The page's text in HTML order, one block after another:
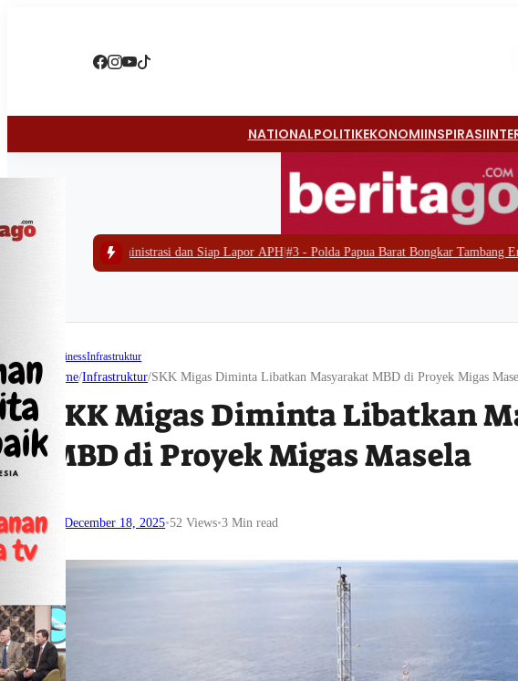
NATIONALPOLITIKEKONOMIINSPIRASI
dan Siap Lapor APH|#3 -Polda Papua Barat Bongkar Tambang Emas Ilegal di
BusinessInfrastruktur
Home/Infrastruktur/SKK Migas Diminta Libatkan Masyarakat MBD di Proyek Migas
SKK Migas Diminta Libatkan
MBD di Proyek Migas Masela
December 18, 2025•52 Views•3 Min read